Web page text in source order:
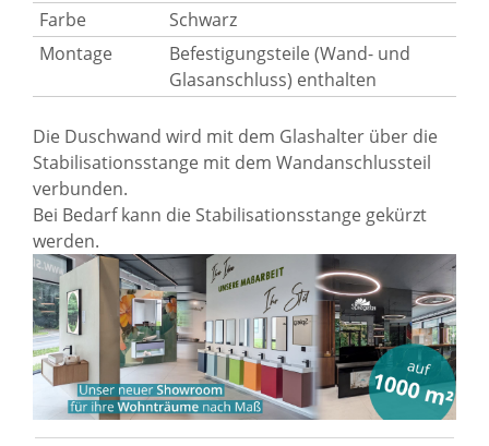
Farbe
Schwarz
Montage
Befestigungsteile (Wand- und
Glasanschluss) enthalten
Die Duschwand wird mit dem Glashalter über die
Stabilisationsstange mit dem Wandanschlussteil
verbunden.
Bei Bedarf kann die Stabilisationsstange gekürzt
werden.
Sie haben gelesen: Stabilstange für Glas schwarz 1,2m